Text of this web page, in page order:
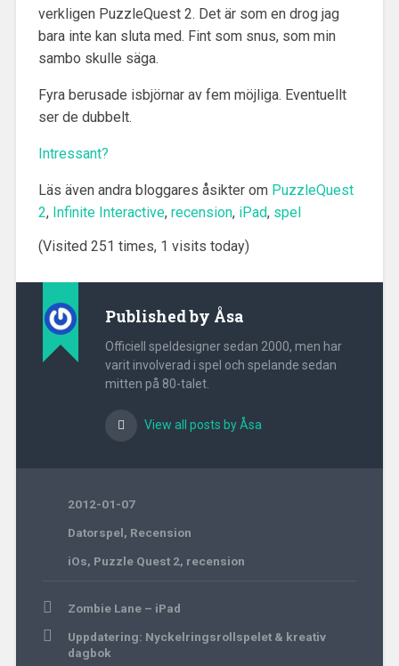
verkligen PuzzleQuest 2. Det är som en drog jag
bara inte kan sluta med. Fint som snus, som min
sambo skulle säga.
Fyra berusade isbjörnar av fem möjliga. Eventuellt
ser de dubbelt.
Intressant?
Läs även andra bloggares åsikter om PuzzleQuest
2, Infinite Interactive, recension, iPad, spel
(Visited 251 times, 1 visits today)
Published by Åsa
Officiell speldesigner sedan 2000, men har
varit involverad i spel och spelande sedan
mitten på 80-talet.
View all posts by Åsa
2012-01-07
Datorspel, Recension
iOs, Puzzle Quest 2, recension
PostZombie Lane – iPad
Uppdatering: Nyckelringsrollspelet & kreativ
dagbok